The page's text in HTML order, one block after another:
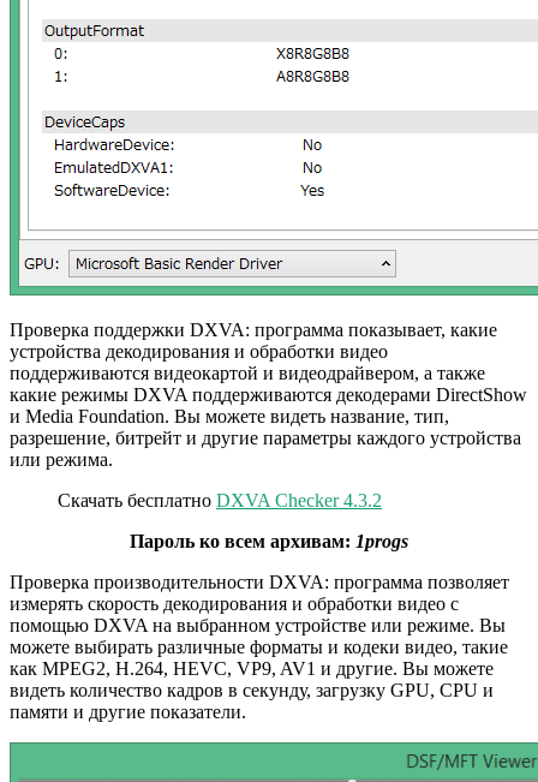
Проверка поддержки DXVA: программа показывает, какие
устройства декодирования и обработки видео
поддерживаются видеокартой и видеодрайвером, а также
какие режимы DXVA поддерживаются декодерами DirectShow
и Media Foundation. Вы можете видеть название, тип,
разрешение, битрейт и другие параметры каждого устройства
или режима.
Скачать бесплатно DXVA Checker 4.3.2
Пароль ко всем архивам: 1progs
Проверка производительности DXVA: программа позволяет
измерять скорость декодирования и обработки видео с
помощью DXVA на выбранном устройстве или режиме. Вы
можете выбирать различные форматы и кодеки видео, такие
как MPEG2, H.264, HEVC, VP9, AV1 и другие. Вы можете
видеть количество кадров в секунду, загрузку GPU, CPU и
памяти и другие показатели.